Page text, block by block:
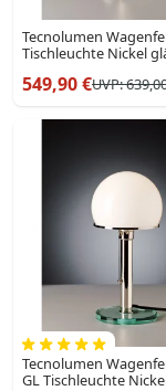
Tecnolumen
Tischleuchte Nickel
549,90 €UVP:
Tecnolumen
GL Tischleuchte